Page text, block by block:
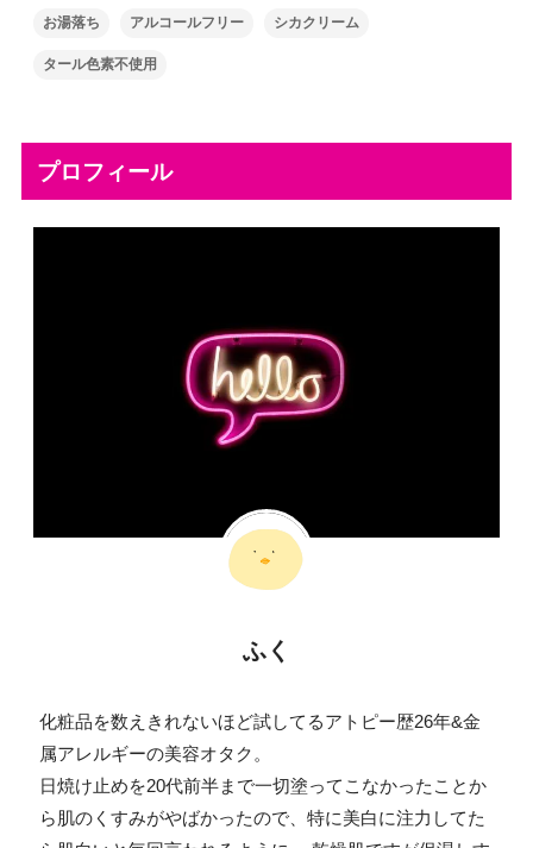
お湯落ち アルコールフリー シカクリーム
タール色素不使用
プロフィール
ふく
化粧品を数えきれないほど試してるアトピー歴26年&金
属アレルギーの美容オタク。
日焼け止めを20代前半まで一切塗ってこなかったことか
ら肌のくすみがやばかったので、特に美白に注力してた